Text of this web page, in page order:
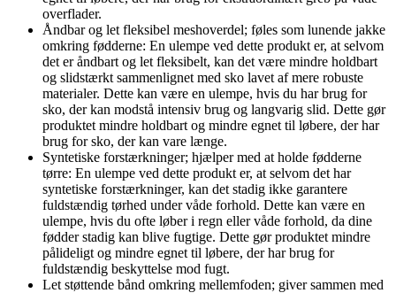
overflader.
Åndbar og let fleksibel meshoverdel; føles som lunende jakke
omkring fødderne: En ulempe ved dette produkt er, at selvom
det er åndbart og let fleksibelt, kan det være mindre holdbart
og slidstærkt sammenlignet med sko lavet af mere robuste
materialer. Dette kan være en ulempe, hvis du har brug for
sko, der kan modstå intensiv brug og langvarig slid. Dette gør
produktet mindre holdbart og mindre egnet til løbere, der har
brug for sko, der kan vare længe.
Syntetiske forstærkninger; hjælper med at holde fødderne
tørre: En ulempe ved dette produkt er, at selvom det har
syntetiske forstærkninger, kan det stadig ikke garantere
fuldstændig tørhed under våde forhold. Dette kan være en
ulempe, hvis du ofte løber i regn eller våde forhold, da dine
fødder stadig kan blive fugtige. Dette gør produktet mindre
pålideligt og mindre egnet til løbere, der har brug for
fuldstændig beskyttelse mod fugt.
Let støttende bånd omkring mellemfoden; giver sammen med